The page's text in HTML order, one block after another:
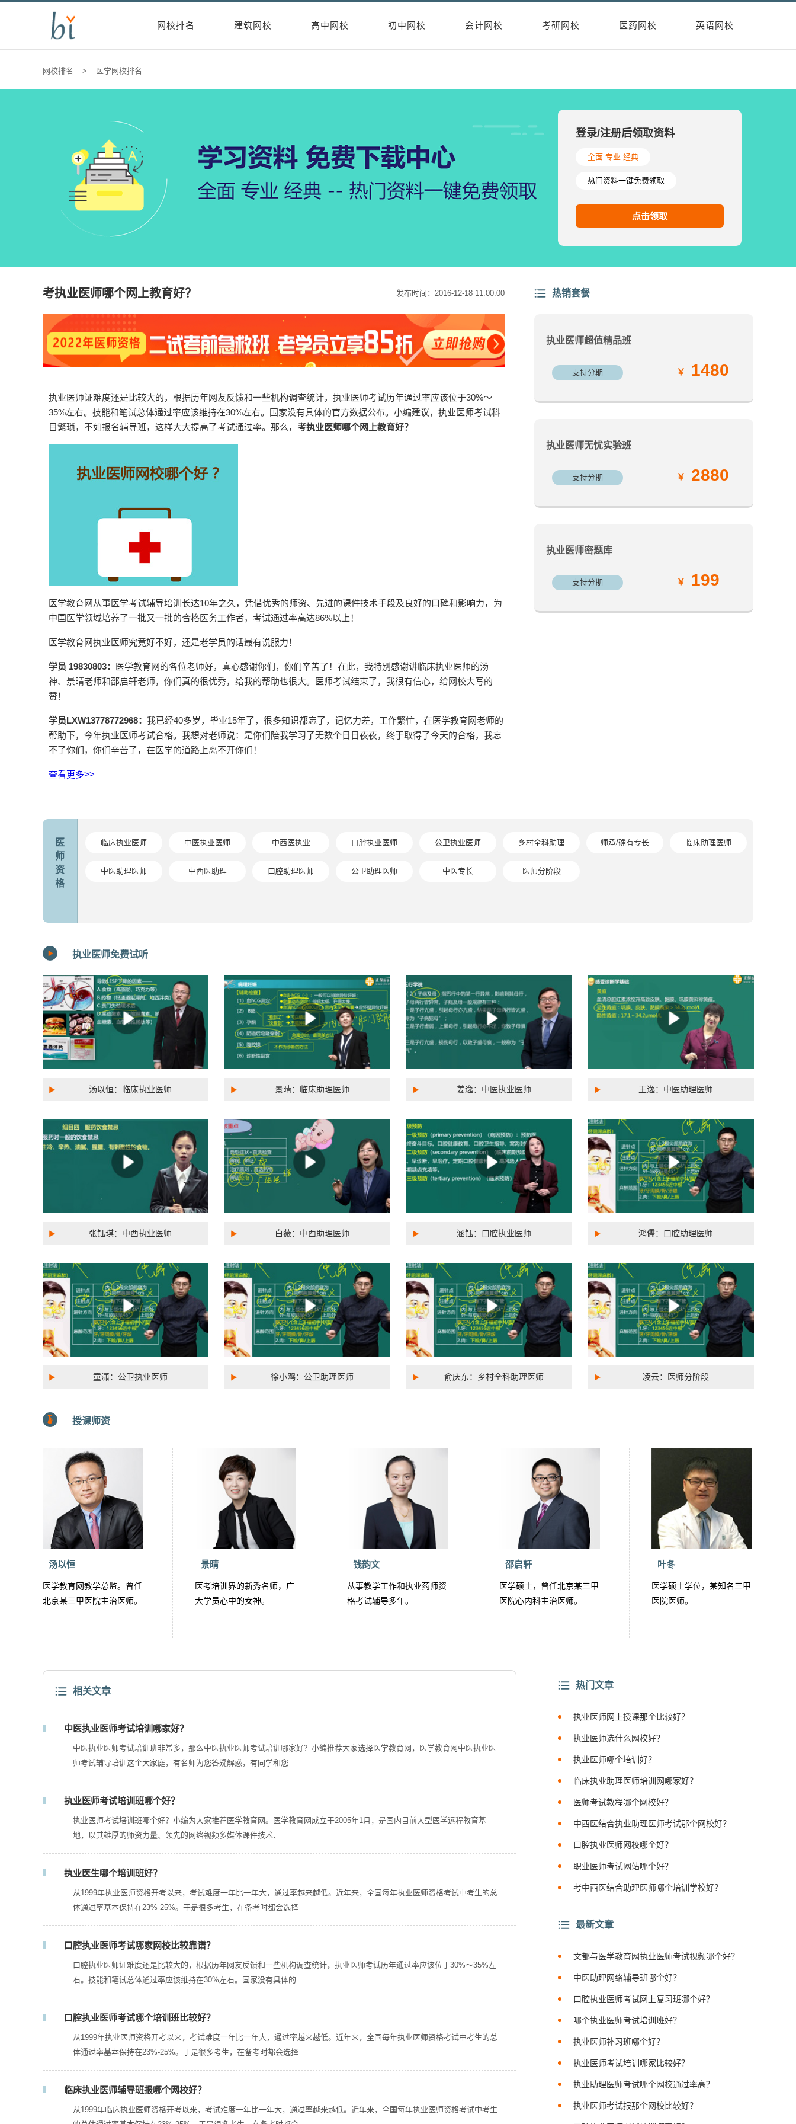
网校排名 建筑网校 高中网校 初中网校 会计网校 考研网校 医药网校 英语网校
网校排名 > 医学网校排名
登录/注册后领取资料
全面 专业 经典
热门资料一键免费领取
点击领取
考执业医师哪个网上教育好？ 发布时间：2016-12-18 11:00:00
执业医师证难度还是比较大的，根据历年网友反馈和一些机构调查统计，执业医师考试历年通过率应该位于30%～
35%左右。技能和笔试总体通过率应该维持在30%左右。国家没有具体的官方数据公布。小编建议，执业医师考试科
目繁琐，不如报名辅导班，这样大大提高了考试通过率。那么， 考执业医师哪个网上教育好？
医学教育网从事医学考试辅导培训长达10年之久，凭借优秀的师资、先进的课件技术手段及良好的口碑和影响力，为
中国医学领域培养了一批又一批的合格医务工作者，考试通过率高达86%以上！
医学教育网执业医师究竟好不好，还是老学员的话最有说服力！
学员 19830803：
医学教育网的各位老师好，真心感谢你们，你们辛苦了！在此，我特别感谢讲临床执业医师的汤
神、景晴老师和邵启轩老师，你们真的很优秀，给我的帮助也很大。医师考试结束了，我很有信心，给网校大写的
赞！
学员LXW13778772968： 我已经40多岁，毕业15年了，很多知识都忘了，记忆力差，工作繁忙，在医学教育网老师的
帮助下，今年执业医师考试合格。我想对老师说：是你们陪我学习了无数个日日夜夜，终于取得了今天的合格，我忘
不了你们，你们辛苦了，在医学的道路上离不开你们！
查看更多>>
热销套餐
执业医师超值精品班
支持分期 1480
执业医师无忧实验班
支持分期 2880
执业医师密题库
支持分期 199
医
师
资
格
临床执业医师 中医执业医师 中西医执业 口腔执业医师 公卫执业医师 乡村全科助理 师承/确有专长 临床助理医师
中医助理医师 中西医助理 口腔助理医师 公卫助理医师 中医专长 医师分阶段
执业医师免费试听
汤以恒：临床执业医师 景晴：临床助理医师 姜逸：中医执业医师 王逸：中医助理医师
张钰琪：中西执业医师 白薇：中西助理医师 涵钰：口腔执业医师 鸿儒：口腔助理医师
童潇：公卫执业医师 徐小鸥：公卫助理医师 俞庆东：乡村全科助理医师 凌云：医师分阶段
授课师资
汤以恒
医学教育网教学总监。曾任
北京某三甲医院主治医师。
景晴
医考培训界的新秀名师，广
大学员心中的女神。
钱韵文
从事教学工作和执业药师资
格考试辅导多年。
邵启轩
医学硕士，曾任北京某三甲
医院心内科主治医师。
叶冬
医学硕士学位，某知名三甲
医院医师。
相关文章
中医执业医师考试培训哪家好？
中医执业医师考试培训班非常多，那么中医执业医师考试培训哪家好？小编推荐大家选择医学教育网，医学教育网中医执业医
师考试辅导培训这个大家庭，有名师为您答疑解惑，有同学和您
执业医师考试培训班哪个好？
执业医师考试培训班哪个好？小编为大家推荐医学教育网。医学教育网成立于2005年1月，是国内目前大型医学远程教育基
地，以其雄厚的师资力量、领先的网络视频多媒体课件技术、
执业医生哪个培训班好？
从1999年执业医师资格开考以来，考试难度一年比一年大，通过率越来越低。近年来，全国每年执业医师资格考试中考生的总
体通过率基本保持在23%-25%。于是很多考生，在备考时都会选择
口腔执业医师考试哪家网校比较靠谱？
口腔执业医师证难度还是比较大的，根据历年网友反馈和一些机构调查统计，执业医师考试历年通过率应该位于30%～35%左
右。技能和笔试总体通过率应该维持在30%左右。国家没有具体的
口腔执业医师考试哪个培训班比较好？
从1999年执业医师资格开考以来，考试难度一年比一年大，通过率越来越低。近年来，全国每年执业医师资格考试中考生的总
体通过率基本保持在23%-25%。于是很多考生，在备考时都会选择
临床执业医师辅导班报哪个网校好？
从1999年临床执业医师资格开考以来，考试难度一年比一年大，通过率越来越低。近年来，全国每年执业医师资格考试中考生
热门文章
执业医师网上授课那个比较好？
执业医师选什么网校好？
执业医师哪个培训好？
临床执业助理医师培训网哪家好？
医师考试教程哪个网校好？
中西医结合执业助理医师考试那个网校好？
口腔执业医师网校哪个好？
职业医师考试网站哪个好？
考中西医结合助理医师哪个培训学校好？
最新文章
文都与医学教育网执业医师考试视频哪个好？
中医助理网络辅导班哪个好？
口腔执业医师考试网上复习班哪个好？
哪个执业医师考试培训班好？
执业医师补习班哪个好？
执业医师考试培训哪家比较好？
执业助理医师考试哪个网校通过率高？
执业医师考试报那个网校比较好？